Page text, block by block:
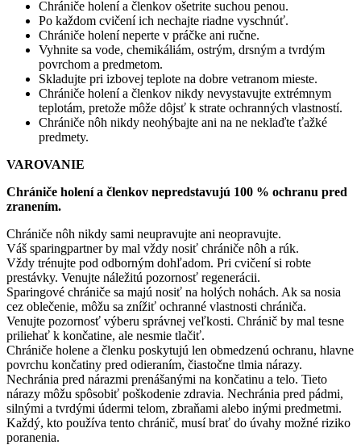
Chrániče holení a členkov ošetrite suchou penou.
Po každom cvičení ich nechajte riadne vyschnúť.
Chrániče holení neperte v práčke ani ručne.
Vyhnite sa vode, chemikáliám, ostrým, drsným a tvrdým
povrchom a predmetom.
Skladujte pri izbovej teplote na dobre vetranom mieste.
Chrániče holení a členkov nikdy nevystavujte extrémnym
teplotám, pretože môže dôjsť k strate ochranných vlastností.
Chrániče nôh nikdy neohýbajte ani na ne neklaďte ťažké
predmety.
VAROVANIE
Chrániče holení a členkov nepredstavujú 100 % ochranu pred
zranením.
Chrániče nôh nikdy sami neupravujte ani neopravujte.
Váš sparingpartner by mal vždy nosiť chrániče nôh a rúk.
Vždy trénujte pod odborným dohľadom. Pri cvičení si robte
prestávky. Venujte náležitú pozornosť regenerácii.
Sparingové chrániče sa majú nosiť na holých nohách. Ak sa nosia
cez oblečenie, môžu sa znížiť ochranné vlastnosti chrániča.
Venujte pozornosť výberu správnej veľkosti. Chránič by mal tesne
priliehať k končatine, ale nesmie tlačiť.
Chrániče holene a členku poskytujú len obmedzenú ochranu, hlavne
povrchu končatiny pred odieraním, čiastočne tlmia nárazy.
Nechránia pred nárazmi prenášanými na končatinu a telo. Tieto
nárazy môžu spôsobiť poškodenie zdravia. Nechránia pred pádmi,
silnými a tvrdými údermi telom, zbraňami alebo inými predmetmi.
Každý, kto používa tento chránič, musí brať do úvahy možné riziko
poranenia.